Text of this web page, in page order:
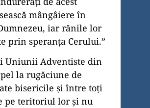
mângâiere în
iar rănile lor
prin speranța Cerului.”
Uniunii Adventiste din
la rugăciune de
bisericile și între toți
pe teritoriul lor și nu